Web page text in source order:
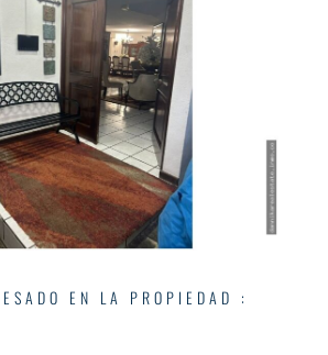
EN LA PROPIEDAD :